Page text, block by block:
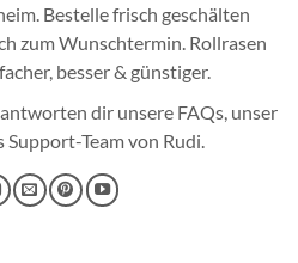
Bestelle frisch geschälten
zum Wunschtermin. Rollrasen
besser & günstiger.
dir unsere FAQs, unser
Support-Teamvon Rudi.